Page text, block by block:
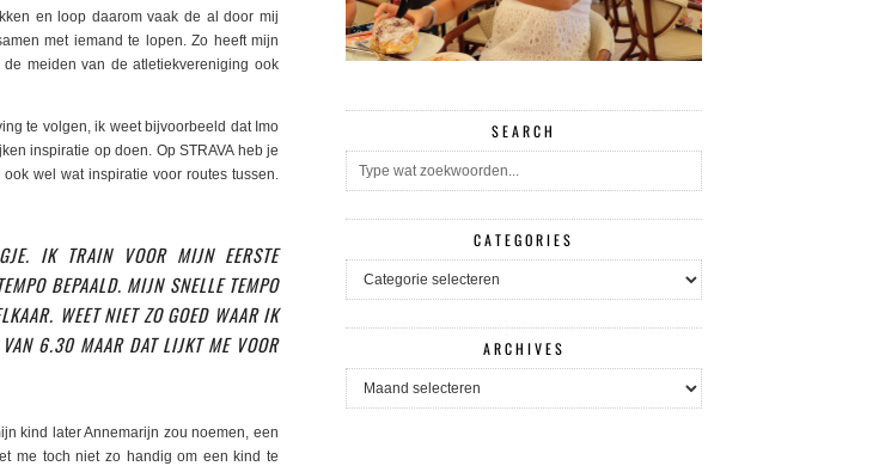
en loop daarom vaak de al door mij
met iemand te lopen. Zo heeft mijn
meiden van de atletiekvereniging ook
te volgen, ik weet bijvoorbeeld dat Imo
inspiratie op doen. Op STRAVA heb je
wel wat inspiratie voor routes tussen.
IK TRAIN VOOR MIJN EERSTE
BEPAALD. MIJN SNELLE TEMPO
WEET NIET ZO GOED WAAR IK
6.30 MAAR DAT LIJKT ME VOOR
kind later Annemarijn zou noemen, een
me toch niet zo handig om een kind te
SEARCH
CATEGORIES
CATEGORIES
ARCHIVES
ARCHIVES